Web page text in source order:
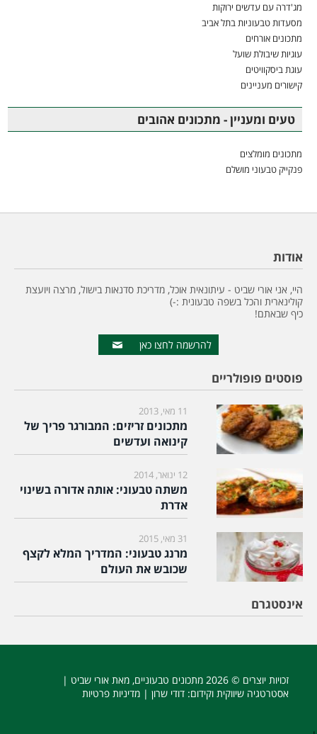
מג'דרה עם עדשים ירוקות
מסעדות טבעוניות בתל אביב
מתכונים אורחים
עוגיות שיבולת שועל
עוגת ביסקוויטים
קישורים מעניינים
טעים ומעניין - מתכונים אהובים
מתכונים מומלצים
פנקייק טבעוני מושלם
אודות
היי, אני אורי שביט - עיתונאית אוכל, מדריכת סדנאות בישול, מרצה ויועצת
קולינארית והכל בשפה טבעונית :-)
כיף שבאתם!
להרשמה לחצו כאן
פוסטים פופולריים
11 מאי, 2013
מתכונים זריזים: המבורגר פריך של
קינואה ועדשים
12 ינואר, 2014
משתה טבעוני: אותה אדורה בשינוי
אדרת
31 מאי, 2015
מרנג טבעוני: המדריך המלא לקצף
שכובש את העולם
אינסטגרם
זכויות יוצרים © 2026 מתכונים טבעוניים, מאת אורי שביט |
אסטרטגיה שיווקית וקידום: דודי שרון | מדיניות פרטיות